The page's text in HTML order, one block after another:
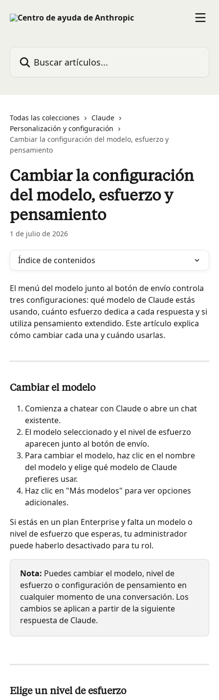
Todas las colecciones
Claude
Personalización y configuración
Cambiar la configuración del modelo, esfuerzo y
pensamiento
Cambiar la configuración
del modelo, esfuerzo y
pensamiento
1 de julio de 2026
Índice de contenidos
El menú del modelo junto al botón de envío controla
tres configuraciones: qué modelo de Claude estás
usando, cuánto esfuerzo dedica a cada respuesta y si
utiliza pensamiento extendido. Este artículo explica
cómo cambiar cada una y cuándo usarlas.
Cambiar el modelo
Comienza a chatear con Claude o abre un chat
existente.
El modelo seleccionado y el nivel de esfuerzo
aparecen junto al botón de envío.
Para cambiar el modelo, haz clic en el nombre
del modelo y elige qué modelo de Claude
prefieres usar.
Haz clic en "Más modelos" para ver opciones
adicionales.
Si estás en un plan Enterprise y falta un modelo o
nivel de esfuerzo que esperas, tu administrador
puede haberlo desactivado para tu rol.
Nota: Puedes cambiar el modelo, nivel de
esfuerzo o configuración de pensamiento en
cualquier momento de una conversación. Los
cambios se aplican a partir de la siguiente
respuesta de Claude.
Elige un nivel de esfuerzo